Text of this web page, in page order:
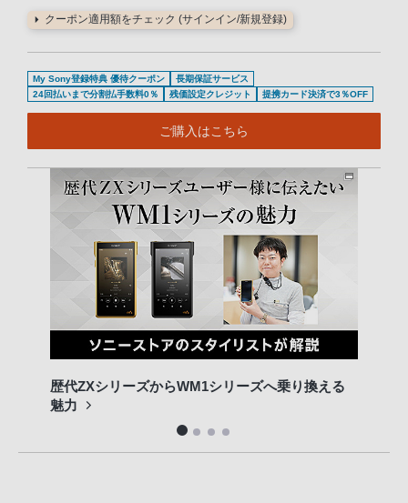
クーポン適用額をチェック (サインイン/新規登録)
My Sony登録特典 優待クーポン
長期保証サービス
24回払いまで分割払手数料0％
残価設定クレジット 提携カード決済で3％OFF
ご購入はこちら
歴代ZXシリーズからWM1シリーズへ乗り換える
魅力